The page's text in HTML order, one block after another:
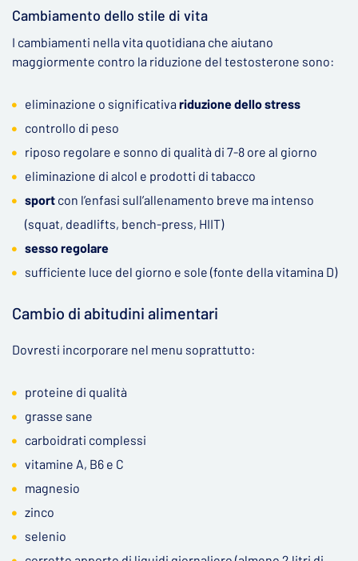
Cambiamento dello stile di vita
I cambiamenti nella vita quotidiana che aiutano
maggiormente contro la riduzione del testosterone sono:
eliminazione o significativa riduzione dello stress
controllo di peso
riposo regolare e sonno di qualità di 7-8 ore al giorno
eliminazione di alcol e prodotti di tabacco
sport con l’enfasi sull’allenamento breve ma intenso
(squat, deadlifts, bench-press, HIIT)
sesso regolare
sufficiente luce del giorno e sole (fonte della vitamina D)
Cambio di abitudini alimentari
Dovresti incorporare nel menu soprattutto:
proteine di qualità
grasse sane
carboidrati complessi
vitamine A, B6 e C
magnesio
zinco
selenio